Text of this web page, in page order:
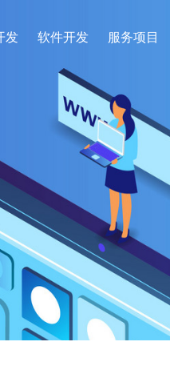
发 软件开发 服务项目